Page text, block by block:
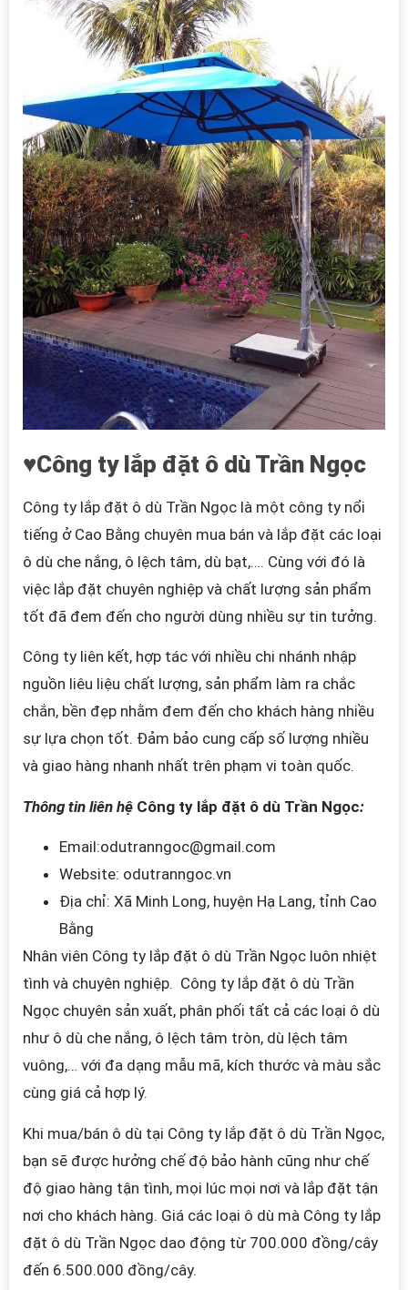
♥Công ty lắp đặt ô dù Trần Ngọc
Công ty lắp đặt ô dù Trần Ngọc là một công ty nổi
tiếng ở Cao Bằng chuyên mua bán và lắp đặt các loại
ô dù che nắng, ô lệch tâm, dù bạt,…. Cùng với đó là
việc lắp đặt chuyên nghiệp và chất lượng sản phẩm
tốt đã đem đến cho người dùng nhiều sự tin tưởng.
Công ty liên kết, hợp tác với nhiều chi nhánh nhập
nguồn liêu liệu chất lượng, sản phẩm làm ra chắc
chắn, bền đẹp nhằm đem đến cho khách hàng nhiều
sự lựa chọn tốt. Đảm bảo cung cấp số lượng nhiều
và giao hàng nhanh nhất trên phạm vi toàn quốc.
Thông tin liên hệ Công ty lắp đặt ô dù Trần Ngọc:
Email:odutranngoc@gmail.com
Website: odutranngoc.vn
Địa chỉ: Xã Minh Long, huyện Hạ Lang, tỉnh Cao
Bằng
Nhân viên Công ty lắp đặt ô dù Trần Ngọc luôn nhiệt
tình và chuyên nghiệp. Công ty lắp đặt ô dù Trần
Ngọc chuyên sản xuất, phân phối tất cả các loại ô dù
như ô dù che nắng, ô lệch tâm tròn, dù lệch tâm
vuông,… với đa dạng mẫu mã, kích thước và màu sắc
cùng giá cả hợp lý.
Khi mua/bán ô dù tại Công ty lắp đặt ô dù Trần Ngọc,
bạn sẽ được hưởng chế độ bảo hành cũng như chế
độ giao hàng tận tình, mọi lúc mọi nơi và lắp đặt tận
nơi cho khách hàng. Giá các loại ô dù mà Công ty lắp
đặt ô dù Trần Ngọc dao động từ 700.000 đồng/cây
đến 6.500.000 đồng/cây.